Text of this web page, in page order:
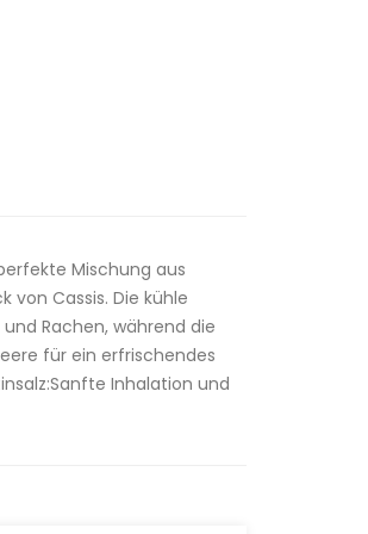
Mischung aus
von Cassis. Die kühle
Rachen, während die
für ein erfrischendes
Inhalation und